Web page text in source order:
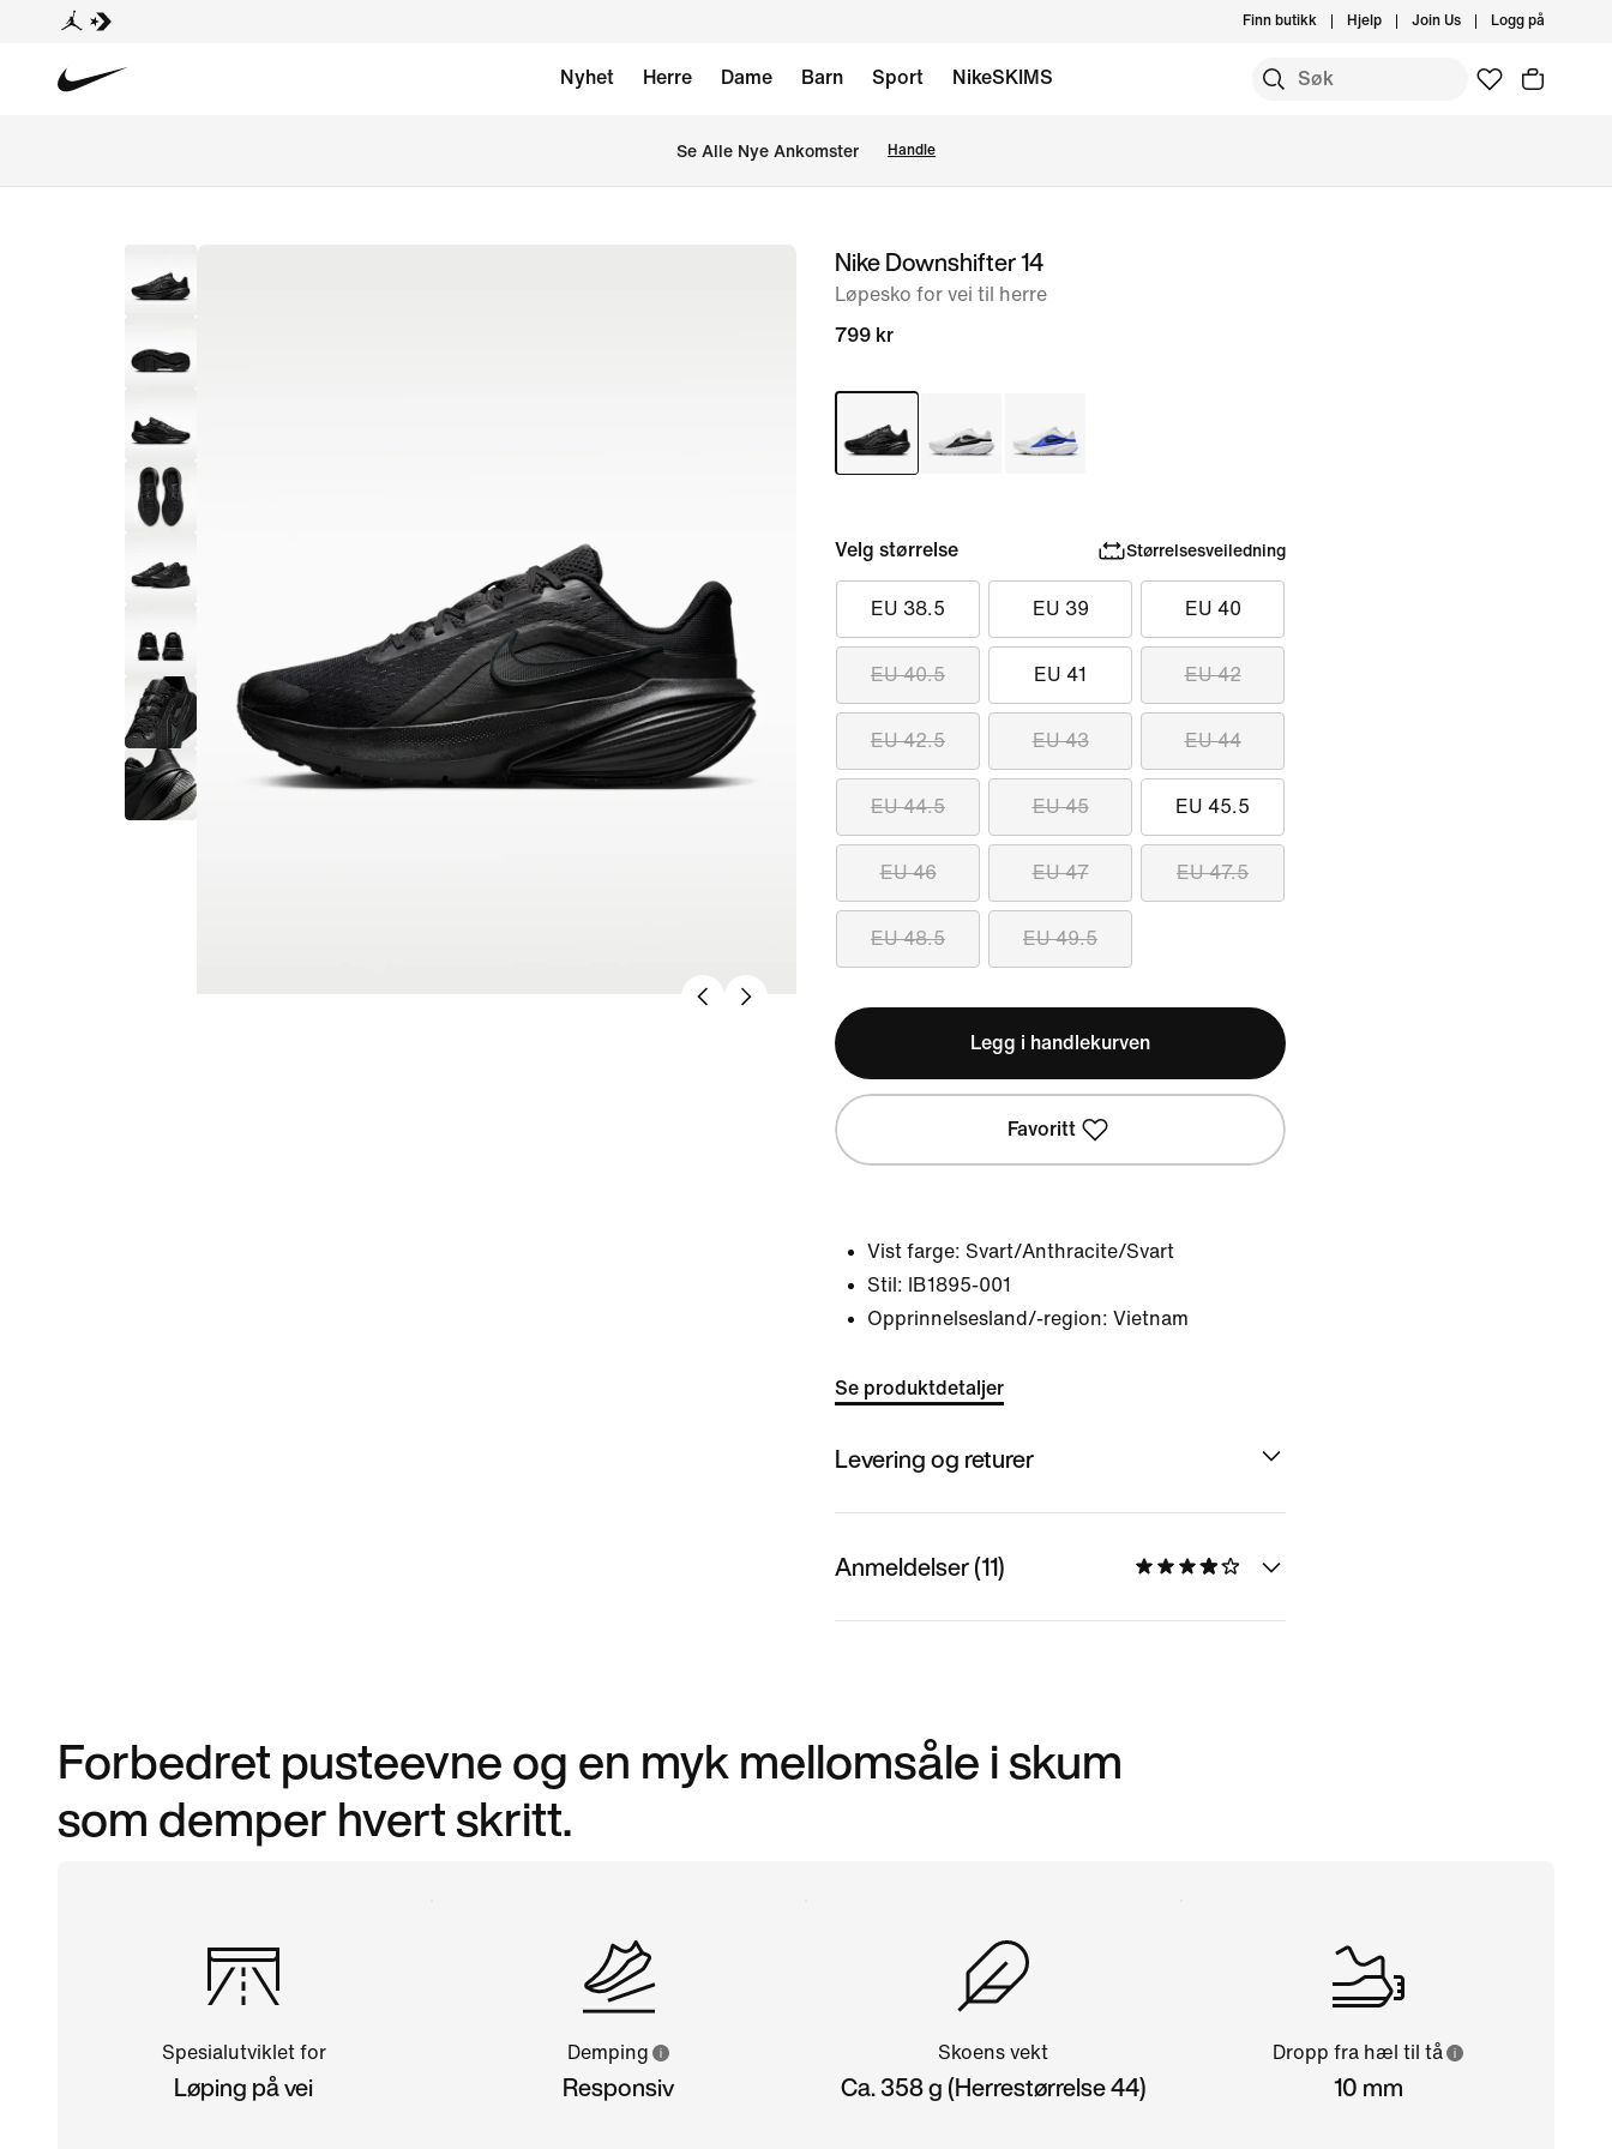
Finn butikk Hjelp Join Us Logg på
Nyhet Herre Dame Barn Sport NikeSKIMS
Se Alle Nye Ankomster Handle
bildeNike Downshifter 14
Løpesko for vei til herre
799 kr
Velg størrelse Størrelsesveiledning
EU 38.5 EU 39 EU 40
EU 40.5 EU 41 EU 42
EU 42.5 EU 43 EU 44
EU 44.5 EU 45 EU 45.5
EU 46 EU 47 EU 47.5
EU 48.5 EU 49.5
Legg i handlekurven
Favoritt
Vist farge: Svart/Anthracite/Svart
Stil:
IB1895-001
Opprinnelsesland/-region: Vietnam
Se produktdetaljer
Levering og returer
Anmeldelser (11)
Forbedret pusteevne og en myk mellomsåle i skum
som demper hvert skritt.
Spesialutviklet for
Løping på vei
Demping
Responsiv
Skoens vekt
Ca. 358 g (Herrestørrelse 44)
Dropp fra hæl til tå
10 mm